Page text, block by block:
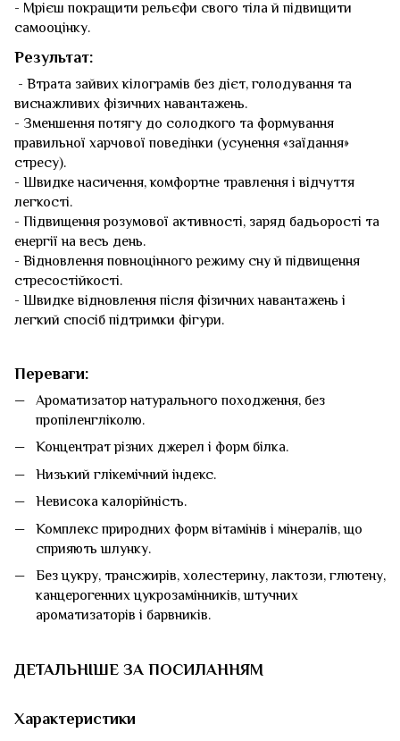
- Мрієш покращити рельєфи свого тіла й підвищити
самооцінку.
Результат:
- Втрата зайвих кілограмів без дієт, голодування та
виснажливих фізичних навантажень.
- Зменшення потягу до солодкого та формування
правильної харчової поведінки (усунення «заїдання»
стресу).
- Швидке насичення, комфортне травлення і відчуття
легкості.
- Підвищення розумової активності, заряд бадьорості та
енергії на весь день.
- Відновлення повноцінного режиму сну й підвищення
стресостійкості.
- Швидке відновлення після фізичних навантажень і
легкий спосіб підтримки фігури.
Переваги:
Ароматизатор натурального походження, без
пропіленгліколю.
Концентрат різних джерел і форм білка.
Низький глікемічний індекс.
Невисока калорійність.
Комплекс природних форм вітамінів і мінералів, що
сприяють шлунку.
Без цукру, трансжирів, холестерину, лактози, глютену,
канцерогенних цукрозамінників, штучних
ароматизаторів і барвників.
ДЕТАЛЬНІШЕ ЗА ПОСИЛАННЯМ
Характеристики